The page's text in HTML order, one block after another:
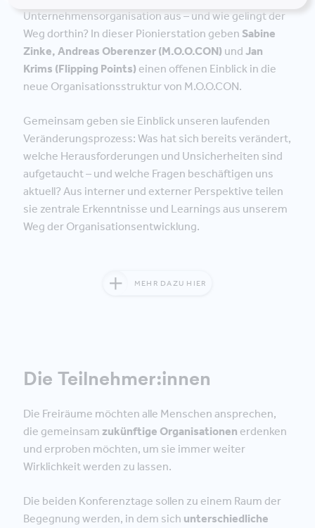
Unternehmensorganisation aus – und wie gelingt der
Weg dorthin? In dieser Pionierstation geben Sabine
Zinke, Andreas Oberenzer (M.O.O.CON) und Jan
Krims (Flipping Points) einen offenen Einblick in die
neue Organisationsstruktur von M.O.O.CON.
Gemeinsam geben sie Einblick unseren laufenden
Veränderungsprozess: Was hat sich bereits verändert,
welche Herausforderungen und Unsicherheiten sind
aufgetaucht – und welche Fragen beschäftigen uns
aktuell? Aus interner und externer Perspektive teilen
sie zentrale Erkenntnisse und Learnings aus unserem
Weg der Organisationsentwicklung.
MEHR DAZU HIER
Die Teilnehmer:innen
Die Freiräume möchten alle Menschen ansprechen,
die gemeinsam zukünftige Organisationen erdenken
und erproben möchten, um sie immer weiter
Wirklichkeit werden zu lassen.
Die beiden Konferenztage sollen zu einem Raum der
Begegnung werden, in dem sich unterschiedliche